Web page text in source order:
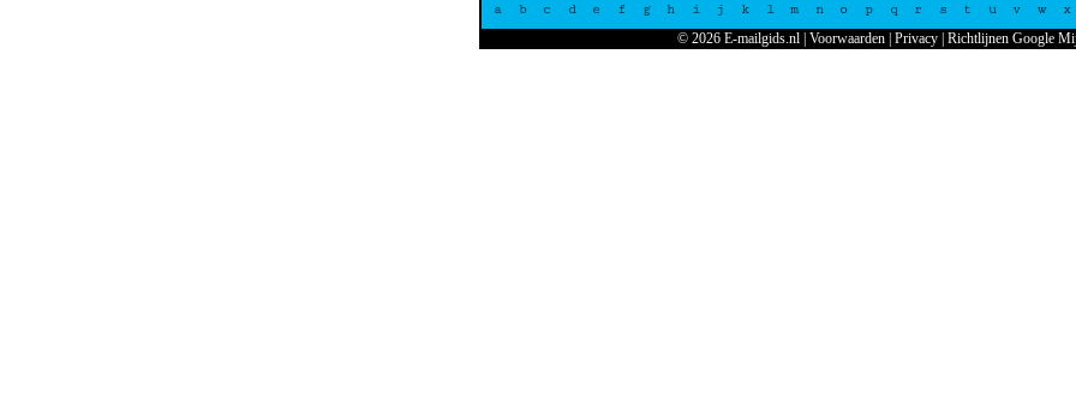
a b c d e f g h i j k l m n o p q r s t u v w x
© 2026 E-mailgids.nl Voorwaarden Privacy Richtlijnen Google